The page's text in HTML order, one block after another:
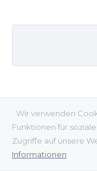
Wir verwenden
Funktionen für
Zugriffe auf unsere
Informationen